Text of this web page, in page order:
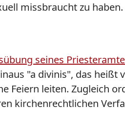
missbraucht zu haben.
seines
"a divinis", das heißt
Feiern leiten. Zugleich
kirchenrechtlichen